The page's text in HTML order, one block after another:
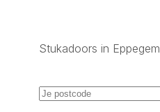
Stukadoors in Eppegem